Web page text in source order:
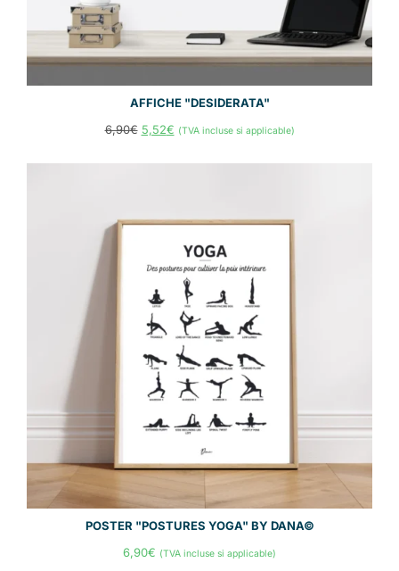
AFFICHE "DESIDERATA"
6,90€ 5,52€ (TVA incluse si applicable)
POSTER "POSTURES YOGA" BY DANA©
6,90€ (TVA incluse si applicable)